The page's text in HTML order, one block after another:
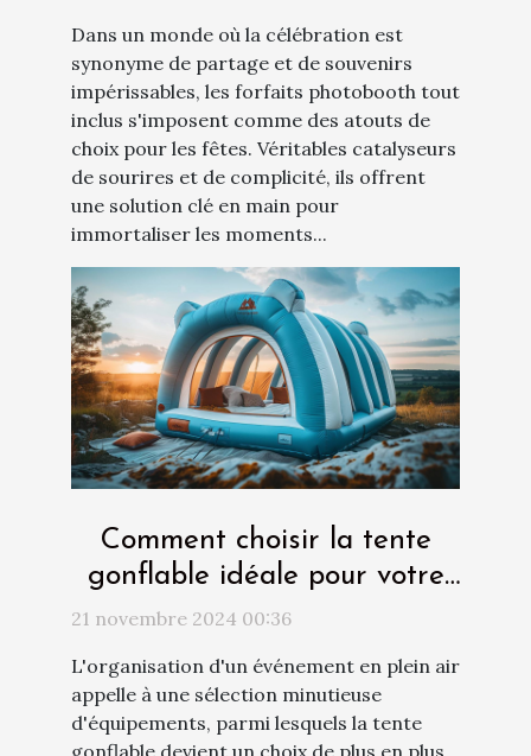
Dans un monde où la célébration est
synonyme de partage et de souvenirs
impérissables, les forfaits photobooth tout
inclus s'imposent comme des atouts de
choix pour les fêtes. Véritables catalyseurs
de sourires et de complicité, ils offrent
une solution clé en main pour
immortaliser les moments...
Comment choisir la tente
gonflable idéale pour votre
événement ?
21 novembre 2024 00:36
L'organisation d'un événement en plein air
appelle à une sélection minutieuse
d'équipements, parmi lesquels la tente
gonflable devient un choix de plus en plus